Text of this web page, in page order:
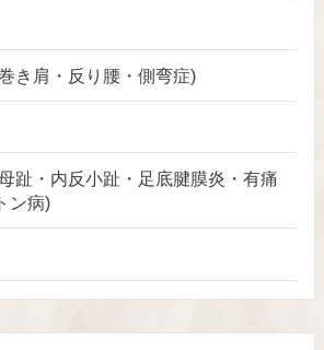
き肩・反り腰・側弯症)
趾・内反小趾・足底腱膜炎・有痛
ン病)